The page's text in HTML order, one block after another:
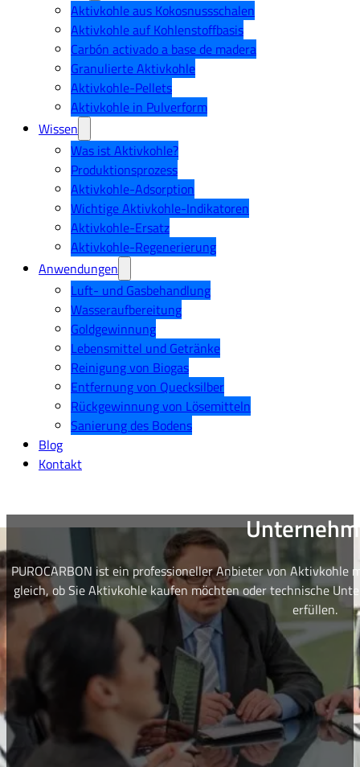
Aktivkohle aus Kokosnussschalen
Aktivkohle auf Kohlenstoffbasis
Carbón activado a base de madera
Granulierte Aktivkohle
Aktivkohle-Pellets
Aktivkohle in Pulverform
Wissen
Was ist Aktivkohle?
Produktionsprozess
Aktivkohle-Adsorption
Wichtige Aktivkohle-Indikatoren
Aktivkohle-Ersatz
Aktivkohle-Regenerierung
Anwendungen
Luft- und Gasbehandlung
Wasseraufbereitung
Goldgewinnung
Lebensmittel und Getränke
Reinigung von Biogas
Entfernung von Quecksilber
Rückgewinnung von Lösemitteln
Sanierung des Bodens
Blog
Kontakt
PUROCARBON ist ein professioneller Anbieter von Aktivkohle
gleich, ob Sie Aktivkohle kaufen möchten oder technische
erfüllen.